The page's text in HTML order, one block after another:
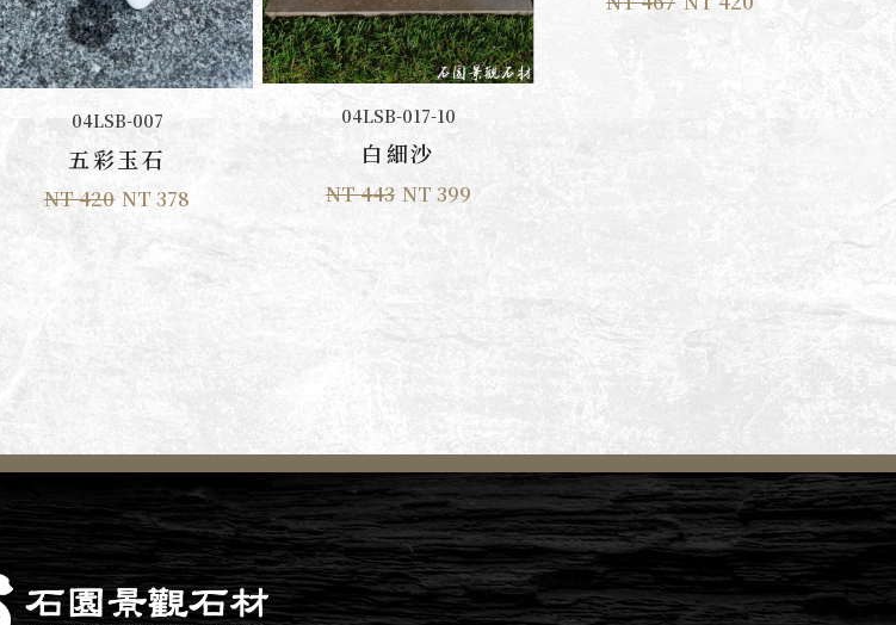
加入購物車
04LSB-007
五彩玉石
NT 420 NT 378
加入購物車
04LSB-017-10
白細沙
NT 443 NT 399